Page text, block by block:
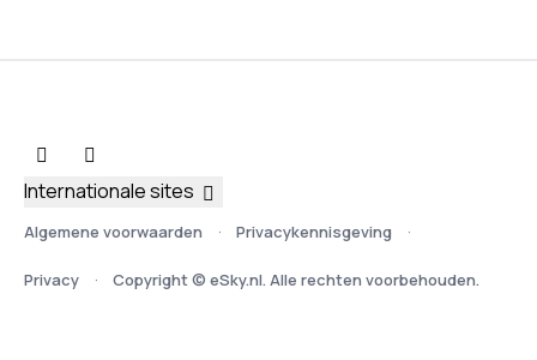
Algemene voorwaarden Privacykennisgeving
Privacy Copyright © eSky.nl. Alle rechten voorbehouden.
Internationale sites